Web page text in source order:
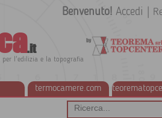
.it
per l'edilizia e la topografia
termocamere.com
Benvenuto! Accedi